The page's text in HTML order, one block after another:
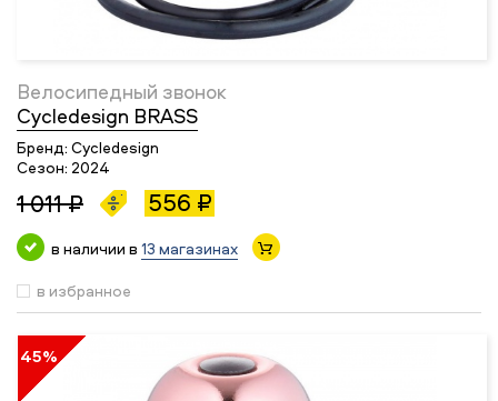
Велосипедный звонок
Cycledesign BRASS
Бренд: Cycledesign
Сезон: 2024
1 011 ₽ 556 ₽
в наличии в 13 магазинах
в избранное
45%